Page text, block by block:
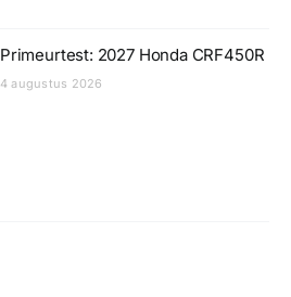
Primeurtest: 2027 Honda CRF450R
4 augustus 2026